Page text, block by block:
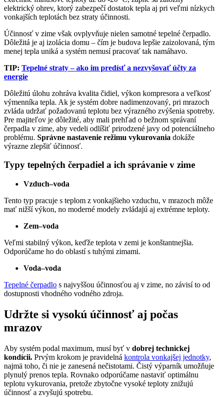
elektrický ohrev, ktorý zabezpečí dostatok tepla aj pri veľmi nízkych
vonkajších teplotách bez straty účinnosti.
Účinnosť v zime však ovplyvňuje nielen samotné tepelné čerpadlo.
Dôležitá je aj izolácia domu – čím je budova lepšie zaizolovaná, tým
menej tepla uniká a systém nemusí pracovať tak namáhavo.
TIP: Tepelné straty – ako im predísť a nezvyšovať účty za
energie
Dôležitú úlohu zohráva kvalita čidiel, výkon kompresora a veľkosť
výmenníka tepla. Ak je systém dobre nadimenzovaný, pri mrazoch
zvláda udržať požadovanú teplotu bez výrazného zvýšenia spotreby.
Pre majiteľov je dôležité, aby mali prehľad o bežnom správaní
čerpadla v zime, aby vedeli odlíšiť prirodzené javy od potenciálneho
problému. Správne nastavenie režimu vykurovania dokáže
výrazne zlepšiť účinnosť.
Typy tepelných čerpadiel a ich správanie v zime
Vzduch–voda
Tento typ pracuje s teplom z vonkajšieho vzduchu, v mrazoch môže
mať nižší výkon, no moderné modely zvládajú aj extrémne teploty.
Zem–voda
Veľmi stabilný výkon, keďže teplota v zemi je konštantnejšia.
Odporúčame ho do oblastí s tuhými zimami.
Voda–voda
Tepelné čerpadlo s najvyššou účinnosťou aj v zime, no závisí to od
dostupnosti vhodného vodného zdroja.
Udržte si vysokú účinnosť aj počas
mrazov
Aby systém podal maximum, musí byť v dobrej technickej
kondícii. Prvým krokom je pravidelná kontrola vonkajšej jednotky,
najmä toho, či nie je zanesená nečistotami. Čistý výparník umožňuje
plynulý prenos tepla. Rovnako odporúčame nastaviť optimálnu
teplotu vykurovania, pretože zbytočne vysoké teploty znižujú
účinnosť a zvyšujú spotrebu.